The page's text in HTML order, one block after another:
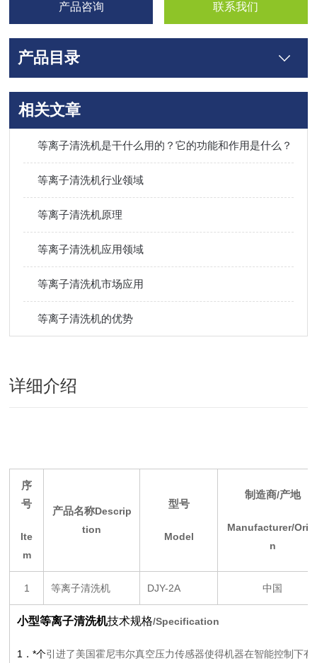
产品咨询 联系我们
产品目录
相关文章
等离子清洗机是干什么用的？它的功能和作用是什么？
等离子清洗机行业领域
等离子清洗机原理
等离子清洗机应用领域
等离子清洗机市场应用
等离子清洗机的优势
详细介绍
序
号
Ite
m
产品名称Descrip
tion
型号
Model
制造商/产地
Manufacturer/
n
1 等离子清洗机 DJY-2A 中国
小型等离子清洗机技术规格/Specification
1 ．*个引进了美国霍尼韦尔真空压力传感器使得机器在智能控制下有